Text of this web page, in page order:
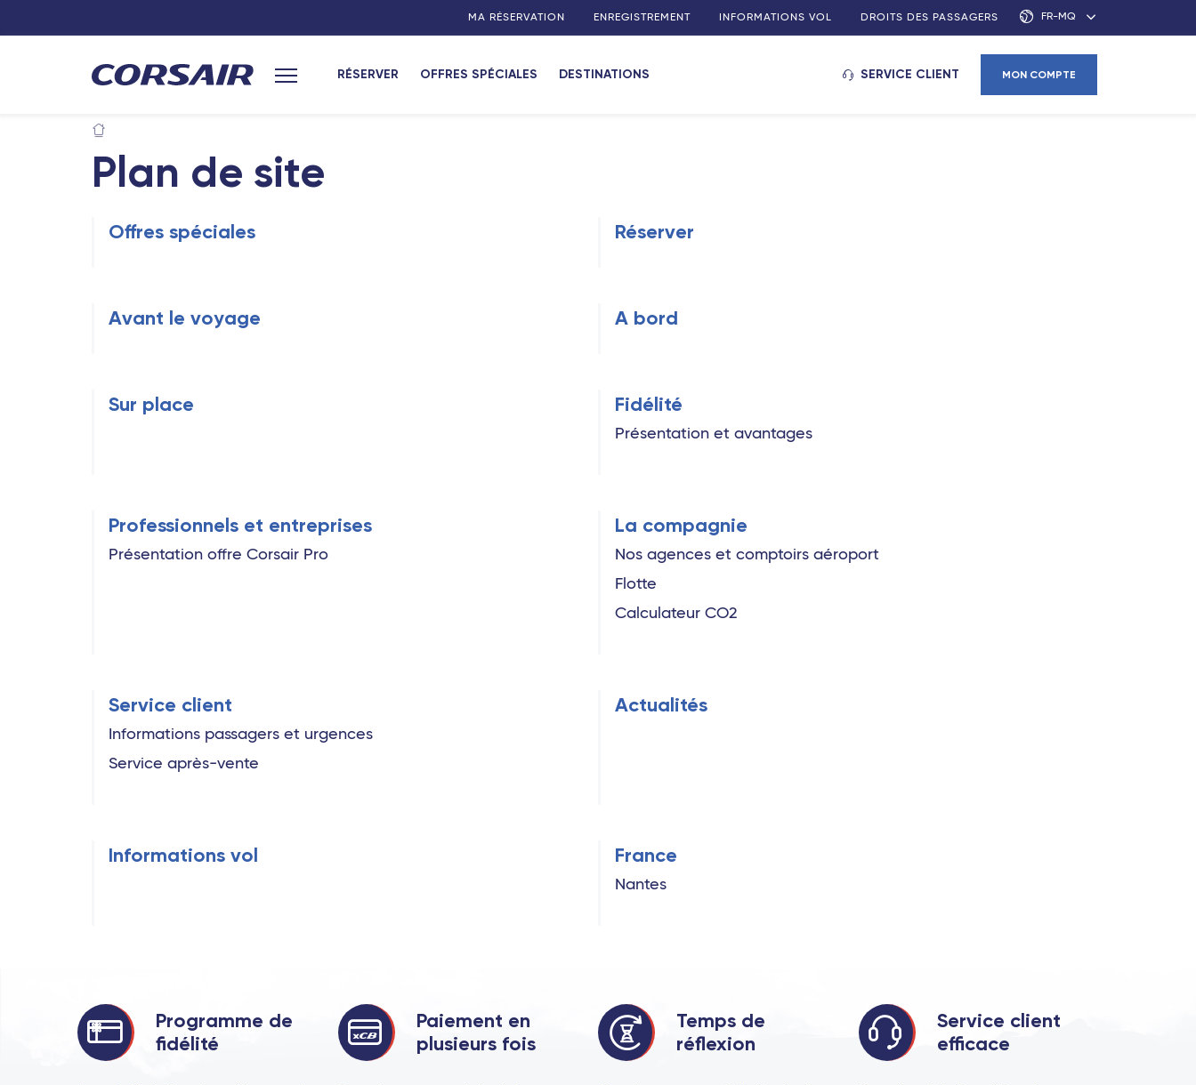
MA RÉSERVATION ENREGISTREMENT INFORMATIONS VOL DROITS DES PASSAGERS FR-MQ
Menu principal
RÉSERVER OFFRES SPÉCIALES DESTINATIONS SERVICE CLIENT MON COMPTE
Plan de site
Offres spéciales Réserver
Avant le voyage A bord
Sur place Fidélité
Présentation et avantages
Professionnels et entreprises
Présentation offre Corsair Pro
La compagnie
Nos agences et comptoirs aéroport
Flotte
Calculateur CO2
Service client
Informations passagers et urgences
Service après-vente
Actualités
Informations vol France
Nantes
Programme de
fidélité
Paiement en
plusieurs fois
Temps de
réflexion
Service client
efficace